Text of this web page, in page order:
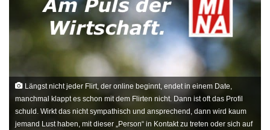
Längst nicht jeder Flirt, der online beginnt, endet in einem Date,
manchmal klappt es schon mit dem Flirten nicht. Dann ist oft das Profil
schuld. Wirkt das nicht sympathisch und ansprechend, dann wird kaum
jemand Lust haben, mit dieser „Person“ in Kontakt zu treten oder sich auf